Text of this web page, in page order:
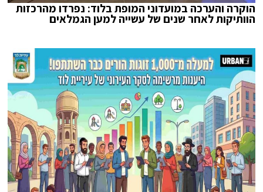
הוקרה והערכה במועדוני המופת בלוד: נפרדו מהרכזות
הוותיקות לאחר שנים של עשייה למען הגמלאים